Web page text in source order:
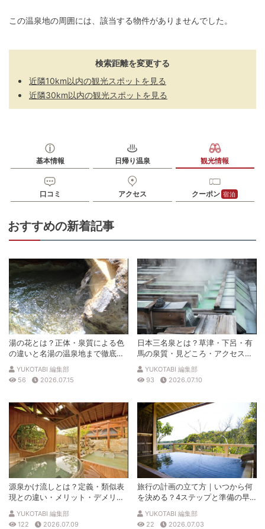
この温泉地の周囲には、該当する物件がありませんでした。
検索距離を変更する
近隣10km以内の観光スポットを見る
近隣30km以内の観光スポットを見る
基本情報 日帰り温泉 観光情報
口コミ アクセス クーポン 宿泊
おすすめの新着記事
湯の花とは？正体・泉質による色
の違いと名湯の温泉地まで徹底解
説
YUKOTABI 編集部
56
2026.07.15
日本三名泉とは？草津・下呂・有
馬の泉質・見どころ・アクセスを
徹底解説
YUKOTABI 編集部
93
2026.07.10
源泉かけ流しとは？定義・類似表
現との違い・メリット・デメリッ
トを解説
YUKOTABI 編集部
122
2026.07.09
旅行の計画の立て方｜いつから何
を決める？4ステップと準備の早
見表
YUKOTABI 編集部
22
2026.07.03